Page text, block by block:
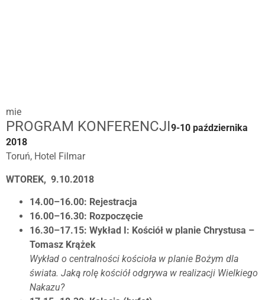
mie​
​PROGRAM KONFERENCJI​9-10 października
2018
Toruń, Hotel Filmar
WTOREK, 9.10.2018
14.00–16.00: Rejestracja
16.00–16.30: Rozpoczęcie
16.30–17.15: Wykład I: Kościół w planie Chrystusa –
Tomasz Krążek
Wykład o centralności kościoła w planie Bożym dla
świata. Jaką rolę kościół odgrywa w realizacji Wielkiego
Nakazu?